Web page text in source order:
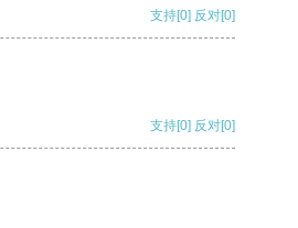
支持[0] 反对[0]
支持[0] 反对[0]